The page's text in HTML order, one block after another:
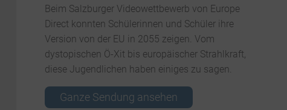
Beim Salzburger Videowettbewerb von Europe
Direct konnten Schülerinnen und Schüler ihre
Version von der EU in 2055 zeigen. Vom
dystopischen Ö-Xit bis europäischer Strahlkraft,
diese Jugendlichen haben einiges zu sagen.
Ganze Sendung ansehen